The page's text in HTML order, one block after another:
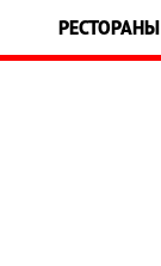
РЕСТОРАНЫ